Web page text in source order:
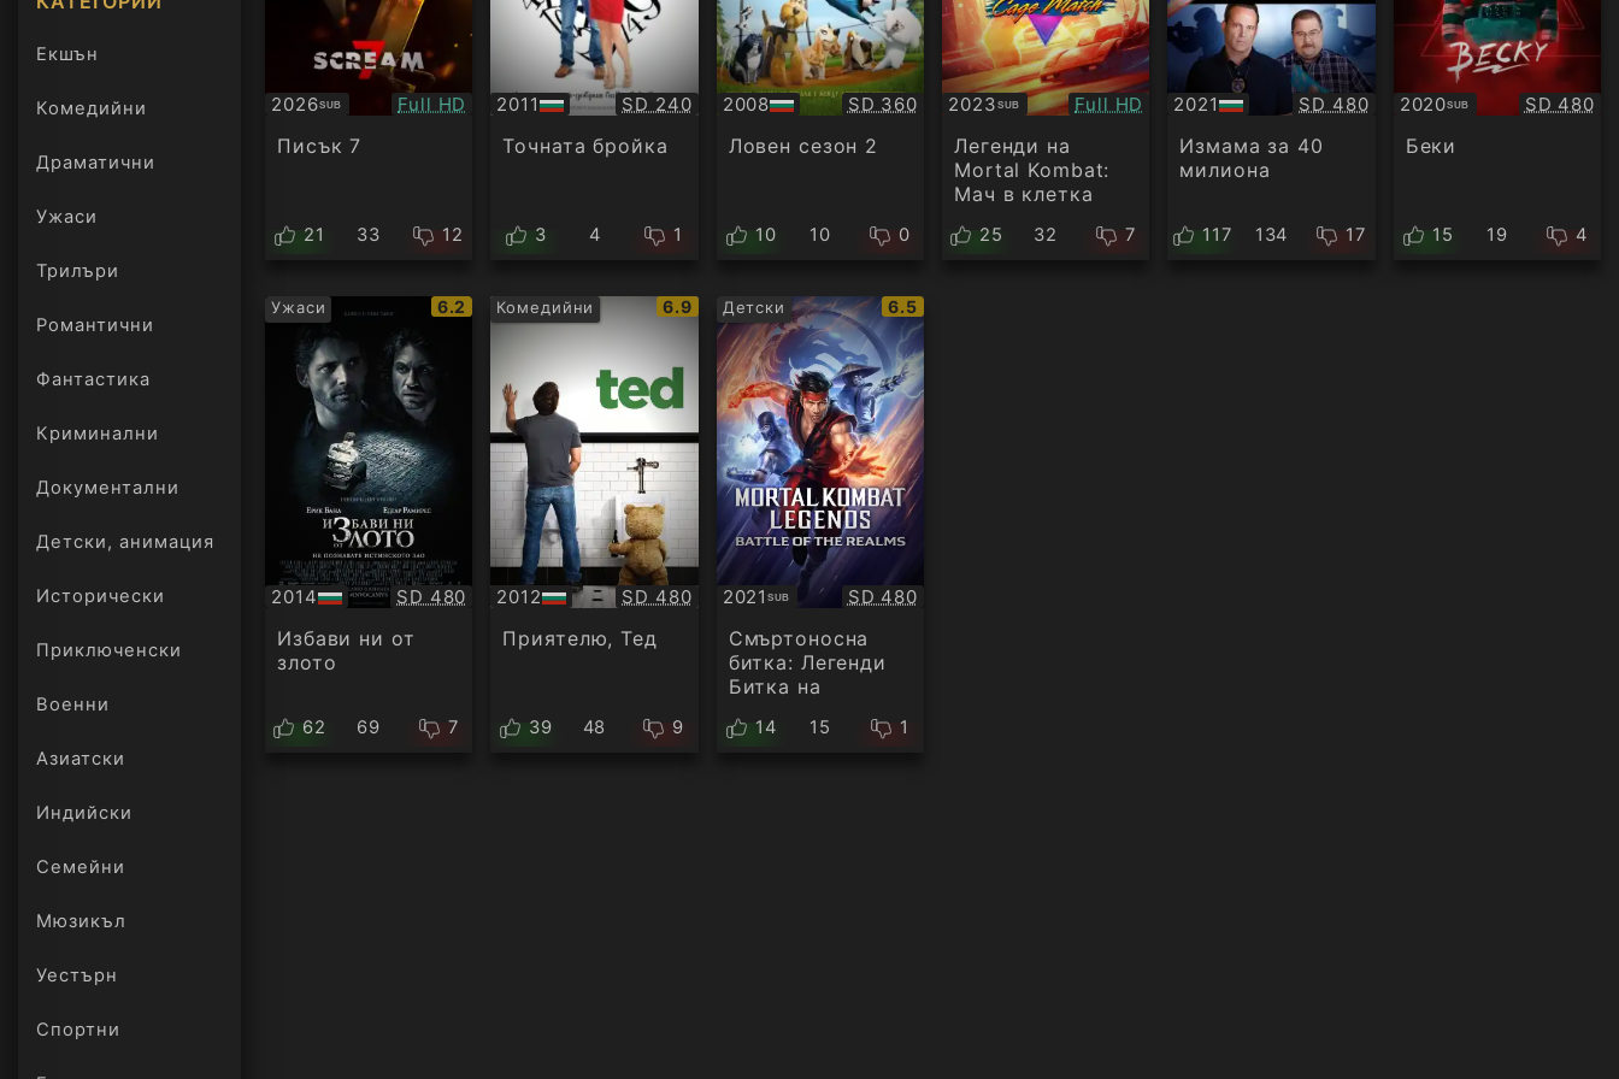
Екшън
Комедийни
Драматични
Ужаси
Трилъри
онлайн
Романтични
Фантастика
Криминални
Документални
Детски, анимация
Исторически
Приключенски
Военни
Азиатски
Индийски
Семейни
Мюзикъл
Уестърн
Спортни
2026SUB
Субтитри Качество:
Full HD
Писък 7
21 33 12
2011
БГ
аудио
Качество:
SD 240
Точната бройка
3 4 1
2008
БГ
аудио
Качество:
SD 360
Ловен сезон 2
10 10 0
2023SUB
Субтитри Качество:
Full HD
Легенди на
Mortal Kombat:
Мач в клетка
25 32 7
2021
БГ
аудио
Качество:
SD 480
Измама за 40
милиона
117 134 17
2020SUB
Субтитри SD 480
Беки
15 19 4
Ужаси
IMDb
рейтинг:
6.2
2014
БГ
аудио
Качество:
SD 480
Избави ни от
злото
62 69 7
Комедийни
IMDb
рейтинг:
6.9
2012
БГ
аудио
Качество:
SD 480
Приятелю, Тед
39 48 9
Детски
IMDb
рейтинг:
6.5
2021SUB
Субтитри Качество:
SD 480
Смъртоносна
битка: Легенди
Битка на
14 15 1